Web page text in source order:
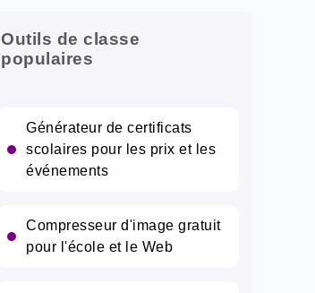
Outils de classe
populaires
Générateur de certificats
scolaires pour les prix et les
événements
Compresseur d'image gratuit
pour l'école et le Web